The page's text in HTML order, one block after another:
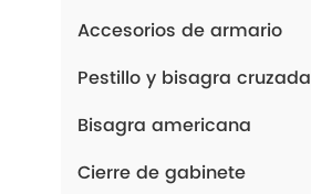
Accesorios de armario
Pestillo y bisagra cruzada
Bisagra americana
Cierre de gabinete